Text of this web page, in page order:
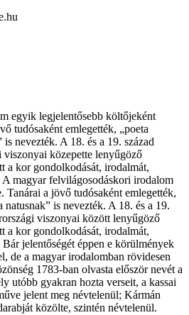
egyik legjelentősebb költőjeként
tudósaként emlegették, „poeta
is nevezték. A 18. és a 19. század
közepette lenyűgöző
a kor gondolkodását, irodalmát,
magyar felvilágosodáskori irodalom
Tanárai a jövő tudósaként emlegették,
natusnak” is nevezték. A 18. és a 19.
viszonyai között lenyűgöző
a kor gondolkodását, irodalmát,
jelentőségét éppen e körülmények
de a magyar irodalomban rövidesen
1783-ban olvasta először nevét a
utóbb gyakran hozta verseit, a kassai
jelent meg névtelenül; Kármán
közölte, szintén névtelenül.